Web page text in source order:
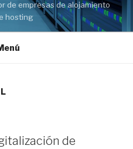
de empresas de alojamiento
hosting
de